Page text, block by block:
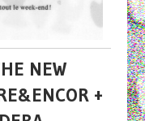
NEW
+